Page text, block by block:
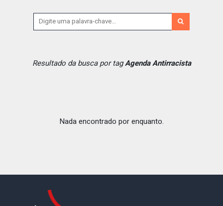
Resultado da busca por tagAgenda Antirracista
Nada encontrado por enquanto.